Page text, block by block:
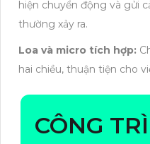
hiện chuyển động và gửi
thường xảy ra.
Loa và micro tích hợp:
hai chiều, thuận tiện cho
CÔNG